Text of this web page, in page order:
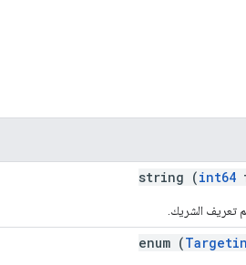
string (int64
تعريف الشريك.
enum (